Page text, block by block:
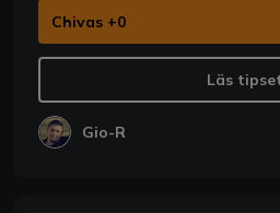
Chivas +0
Läs
Gio-R